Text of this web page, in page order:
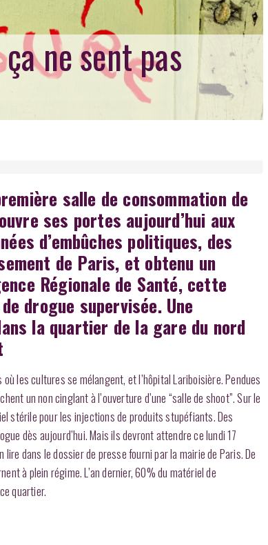
ne sent pas
salle de consommation de
ses portes aujourd’hui aux
d’embûches politiques, des
de Paris, et obtenu un
Régionale de Santé, cette
drogue supervisée. Une
la quartier de la gare du nord
les cultures se mélangent, et l’hôpital Lariboisière. Pendues
un non cinglant à l’ouverture d’une “salle de shoot”. Sur le
stérile pour les injections de produits stupéfiants. Des
dès aujourd’hui. Mais ils devront attendre ce lundi 17
dans le dossier de presse fourni par la mairie de Paris. De
à plein régime. L’an dernier, 60% du matériel de
quartier.